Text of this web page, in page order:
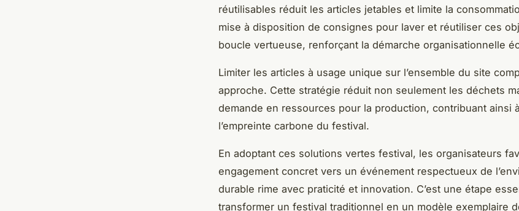
réutilisables réduit les articles jetables et limite la
mise à disposition de consignes pour laver et réutiliser ces
boucle vertueuse, renforçant la démarche organisationnelle
Limiter les articles à usage unique sur l’ensemble du site
approche. Cette stratégie réduit non seulement les déchets
demande en ressources pour la production, contribuant ainsi
l’empreinte carbone du festival.
En adoptant ces solutions vertes festival, les organisateurs
engagement concret vers un événement respectueux de
durable rime avec praticité et innovation. C’est une étape
transformer un festival traditionnel en un modèle exemplaire